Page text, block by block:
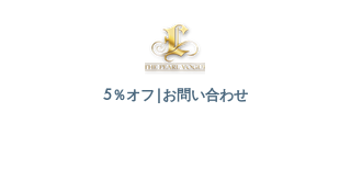
5％オフ|お問い合わせ